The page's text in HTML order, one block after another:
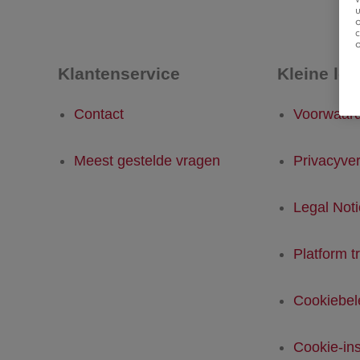
Klantenservice
Contact
Meest gestelde vragen
Kleine
Legal
Platform
Cookie-